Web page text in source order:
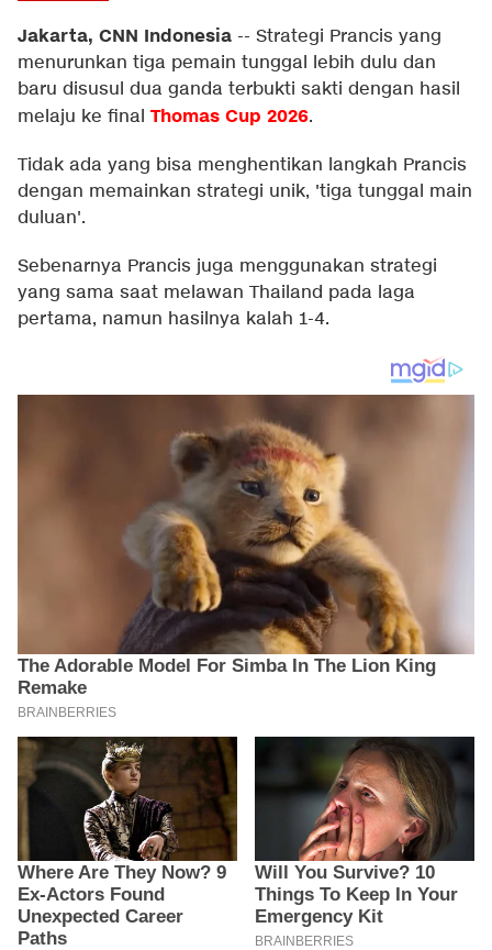
Jakarta, CNN Indonesia -- Strategi Prancis yang
menurunkan tiga pemain tunggal lebih dulu dan
baru disusul dua ganda terbukti sakti dengan hasil
melaju ke final Thomas Cup 2026.
Tidak ada yang bisa menghentikan langkah Prancis
dengan memainkan strategi unik, 'tiga tunggal main
duluan'.
Sebenarnya Prancis juga menggunakan strategi
yang sama saat melawan Thailand pada laga
pertama, namun hasilnya kalah 1-4.